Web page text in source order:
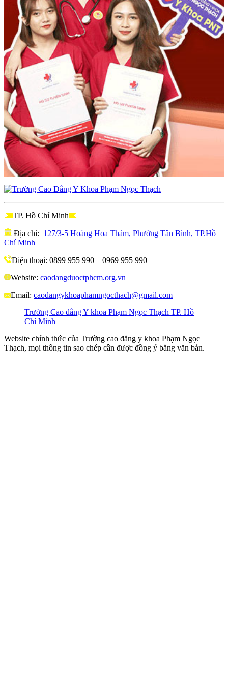
TP. Hồ Chí Minh
Địa chỉ: 127/3-5 Hoàng Hoa Thám, Phường Tân Bình, TP.Hồ
Chí Minh
Điện thoại: 0899 955 990 – 0969 955 990
Website: caodangduoctphcm.org.vn
Email: caodangykhoaphamngocthach@gmail.com
Trường Cao đẳng Y khoa Phạm Ngọc Thạch TP. Hồ
Chí Minh
Website chính thức của Trường cao đẳng y khoa Phạm Ngọc
Thạch, mọi thông tin sao chép cần được đồng ý bằng văn bản.